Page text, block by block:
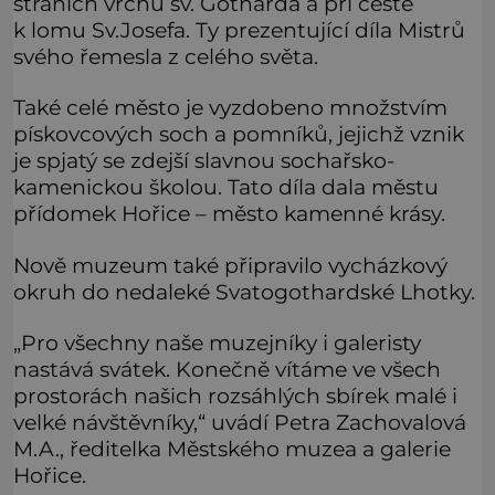
k lomu Sv.Josefa. Ty prezentující díla Mistrů
svého řemesla z celého světa.
Také celé město je vyzdobeno množstvím
pískovcových soch a pomníků, jejichž vznik
je spjatý se zdejší slavnou sochařsko-
kamenickou školou. Tato díla dala městu
přídomek Hořice – město kamenné krásy.
Nově muzeum také připravilo vycházkový
okruh do nedaleké Svatogothardské Lhotky.
„Pro všechny naše muzejníky i galeristy
nastává svátek. Konečně vítáme ve všech
prostorách našich rozsáhlých sbírek malé i
velké návštěvníky,“ uvádí Petra Zachovalová
M.A., ředitelka Městského muzea a galerie
Hořice.